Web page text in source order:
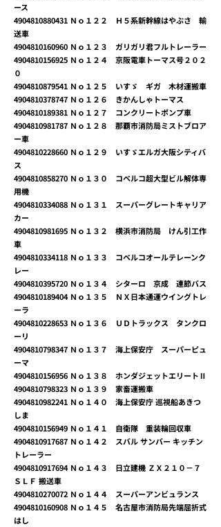
ース
4904810880431 Ｎｏ１２２ Ｈ５系新幹線はやぶさ 輸
送車
4904810160960 Ｎｏ１２３ ガリガリ君フルトレーラー
4904810156925 Ｎｏ１２４ 京阪電車トーマス号２０２
０
4904810879541 Ｎｏ１２５ いすゞ ギガ 木材運搬車
4904810378747 Ｎｏ１２６ きかんしゃトーマス
4904810189381 Ｎｏ１２７ コンクリートポンプ車
4904810981787 Ｎｏ１２８ 那覇市消防局ミストブロア
ー車
4904810228660 Ｎｏ１２９ いすゞエルガ大阪シティバ
ス
4904810858270 Ｎｏ１３０ コベルコ超大型ビル解体専
用機
4904810334088 Ｎｏ１３１ スーパーグレートキャリア
カー
4904810981695 Ｎｏ１３２ 横浜市消防局 けん引工作
車
4904810334118 Ｎｏ１３３ コベルコオールテレーンク
レー
4904810395720 Ｎｏ１３４ シターロ 京成 連節バス
4904810189404Ｎｏ１３５ ＮＸ日本通運ウイングトレ
ーラ
4904810228653 Ｎｏ１３６ ＵＤトラックス タンクロ
ーリ
4904810798347 Ｎｏ１３７ 海上保安庁 スーパーピュ
ーマ
4904810156956 Ｎｏ１３８ ホンダジェットエリートⅡ
4904810798323 Ｎｏ１３９ 家畜運搬車
4904810982241 Ｎｏ１４０ 海上保安庁 巡視船あきつ
しま
4904810156949 Ｎｏ１４１ 自衛隊 重装輪回収車
4904810917687 Ｎｏ１４２ スバル サンバー キッチン
トレーラー
4904810917694Ｎｏ１４３ 日立建機 ＺＸ２１０－７
ＳＬＦ 搬送車
4904810270072 Ｎｏ１４４ スーパーアンビュランス
4904810160908 Ｎｏ１４５ 名古屋市消防局先端屈折式
はし